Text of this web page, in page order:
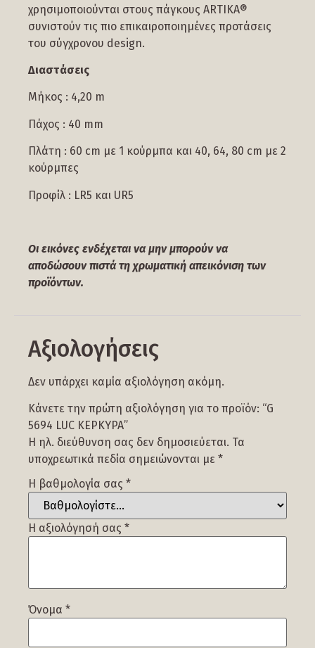
χρησιμοποιούνται στους πάγκους ARTIKA®
συνιστούν τις πιο επικαιροποιημένες προτάσεις
του σύγχρονου design.
Διαστάσεις
Μήκος : 4,20 m
Πάχος : 40 mm
Πλάτη : 60 cm με 1 κούρμπα και 40, 64, 80 cm με 2
κούρμπες
Προφίλ : LR5 και UR5
Οι εικόνες ενδέχεται να μην μπορούν να
αποδώσουν πιστά τη χρωματική απεικόνιση των
προϊόντων.
Αξιολογήσεις
Δεν υπάρχει καμία αξιολόγηση ακόμη.
Κάνετε την πρώτη αξιολόγηση για το προϊόν: “G
5694 LUC ΚΕΡΚΥΡΑ”
Η ηλ. διεύθυνση σας δεν δημοσιεύεται. Τα
υποχρεωτικά πεδία σημειώνονται με *
Η βαθμολογία σας *
Η αξιολόγησή σας *
Όνομα *